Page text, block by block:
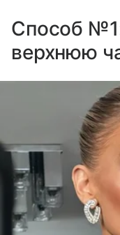
Способ
верхнюю